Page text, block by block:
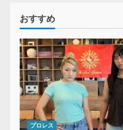
おすすめ
プロレス